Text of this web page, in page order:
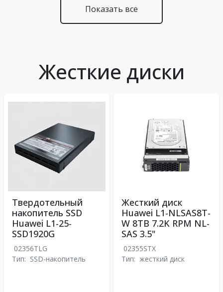
Показать все
Жесткие диски
Твердотельный
накопитель SSD
Huawei L1-25-
SSD1920G
02356TLG
Тип: SSD-накопитель
Жесткий диск
Huawei L1-NLSAS8T-
W 8TB 7.2K RPM NL-
SAS 3.5"
02355STX
Тип: жесткий диск